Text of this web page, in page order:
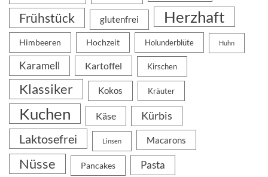
Frühstück glutenfrei Herzhaft
Himbeeren Hochzeit Holunderblüte Huhn
Karamell Kartoffel Kirschen
Klassiker Kokos Kräuter
Kuchen Käse Kürbis
Laktosefrei Linsen Macarons
Nüsse Pancakes Pasta